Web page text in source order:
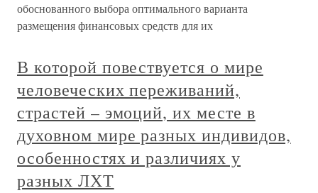
обоснованного выбора оптимального варианта
размещения финансовых средств для их
В которой повествуется о мире
человеческих переживаний,
страстей – эмоций, их месте в
духовном мире разных индивидов,
особенностях и различиях у
разных ЛХТ